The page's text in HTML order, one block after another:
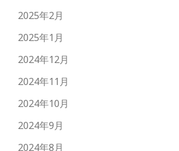
2025年2月
2025年1月
2024年12月
2024年11月
2024年10月
2024年9月
2024年8月